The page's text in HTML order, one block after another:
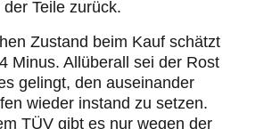
Teile zurück.
Zustand beim Kauf schätzt
Minus. Allüberall sei der Rost
gelingt, den auseinander
wieder instand zu setzen.
TÜV gibt es nur wegen der